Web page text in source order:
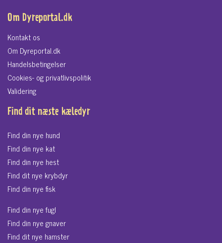
Om Dyreportal.dk
Kontakt os
Om Dyreportal.dk
Handelsbetingelser
Cookies- og privatlivspolitik
Validering
Find dit næste kæledyr
Find din nye hund
Find din nye kat
Find din nye hest
Find dit nye krybdyr
Find din nye fisk
Find din nye fugl
Find din nye gnaver
Find dit nye hamster